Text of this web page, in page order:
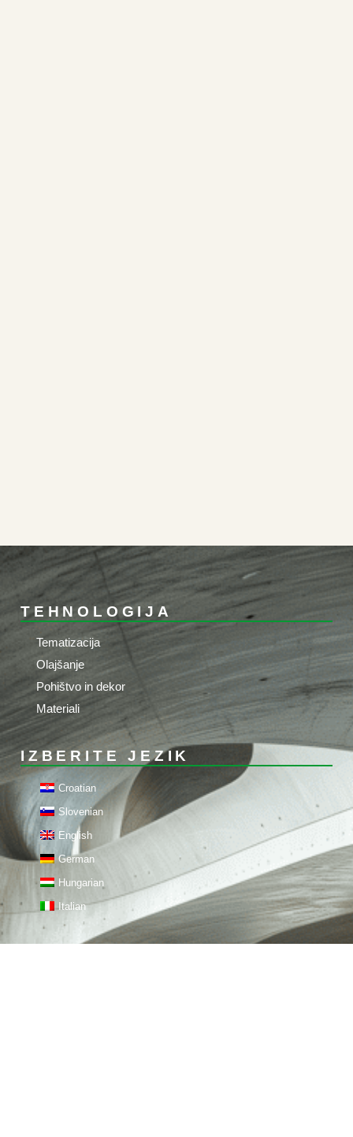
TEHNOLOGIJA
Tematizacija
Olajšanje
Pohištvo in dekor
Materiali
IZBERITE JEZIK
Croatian
Slovenian
English
German
Hungarian
Italian